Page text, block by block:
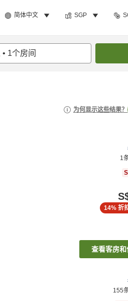
简体中文 SGP
• 1个房间
为何显示这些结果？
1
14% 折
查看客房
155